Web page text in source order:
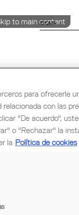
to main content
IDIOMA
Cultura
para ofrecerle
con las
"De acuerdo",
o "Rechazar" la
la Política de cookies